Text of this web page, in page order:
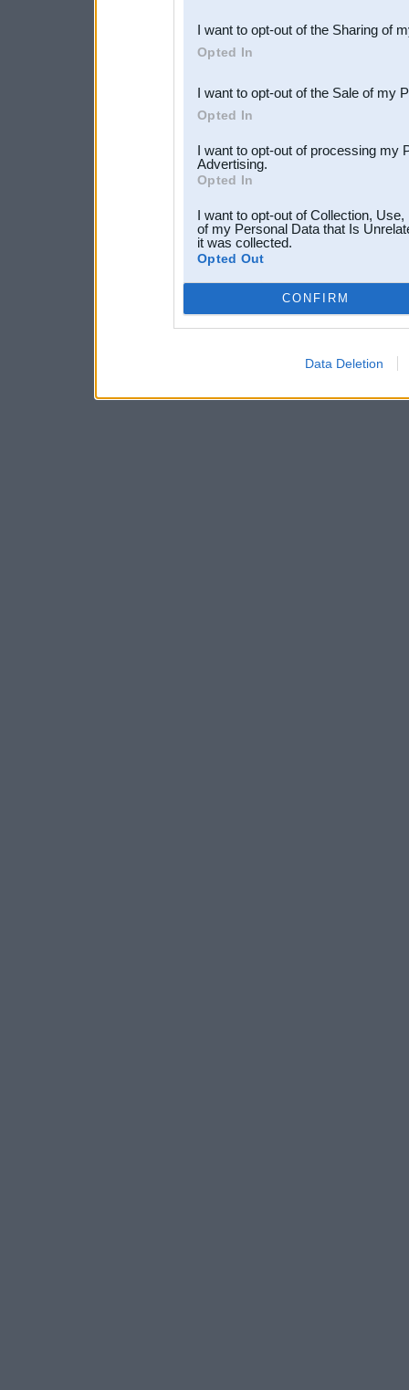
Downstream Participants
third parties.
I want to opt-out of the Sharing of
Opted In
I want to opt-out of the Sale of my
Opted In
I want to opt-out of processing my
Advertising.
Opted In
I want to opt-out of Collection,
of my Personal Data that Is
it was collected.
Opted Out
CONFIRM
Data Deletion